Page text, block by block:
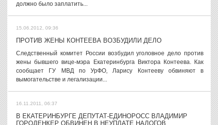
должно было заплатить...
15.06.2012, 09:36
ПРОТИВ ЖЕНЫ КОНТЕЕВА ВОЗБУДИЛИ ДЕЛО
Следственный комитет России возбудил уголовное дело против
жены бывшего вице-мэра Екатеринбурга Виктора Контеева. Как
сообщает ГУ МВД по УрФО, Ларису Контееву обвиняют в
вымогательстве и легализации...
16.11.2011, 06:37
В ЕКАТЕРИНБУРГЕ ДЕПУТАТ-ЕДИНОРОСС ВЛАДИМИР
ГОРОДЕНКЕР ОБВИНЕН В НЕУПЛАТЕ НАЛОГОВ